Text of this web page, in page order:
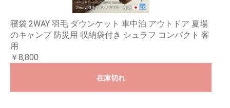
寝袋 2WAY 羽毛 ダウンケット 車中泊 アウトドア 夏場
のキャンプ 防災用 収納袋付き シュラフ コンパクト 客
用
￥8,800
在庫切れ